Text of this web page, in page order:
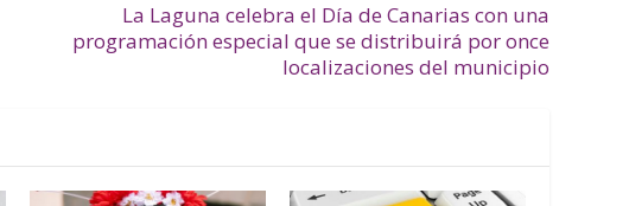
La Laguna celebra el Día de Canarias con una
programación especial que se distribuirá por once
localizaciones del municipio